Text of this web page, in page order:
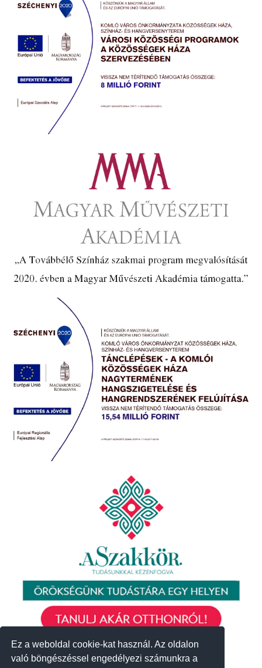
Ez a weboldal cookie-kat használ. Az oldalon
való böngészéssel engedélyezi számunkra a
Ez a weboldal cookie-kat használ. Az oldalon
való böngészéssel engedélyezi számunkra a